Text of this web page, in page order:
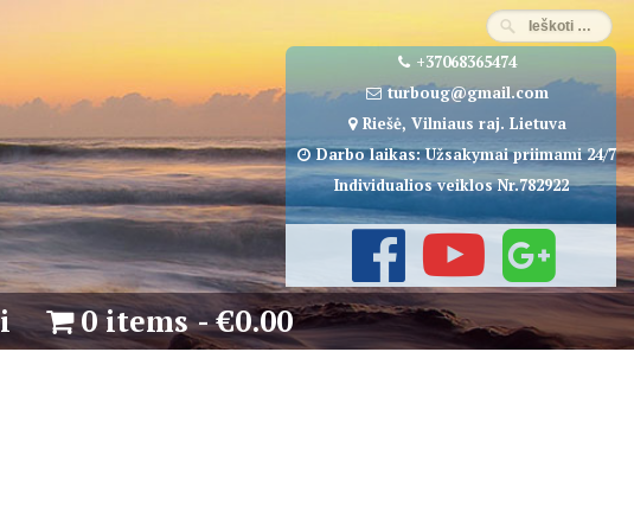
+37068365474
turboug@gmail.com
Riešė, Vilniaus raj. Lietuva
Darbo laikas: Užsakymai priimami 24/7
Individualios veiklos Nr.782922
0 items €0.00